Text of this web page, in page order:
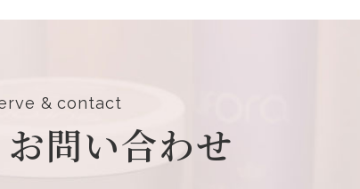
& contact
問い合わせ